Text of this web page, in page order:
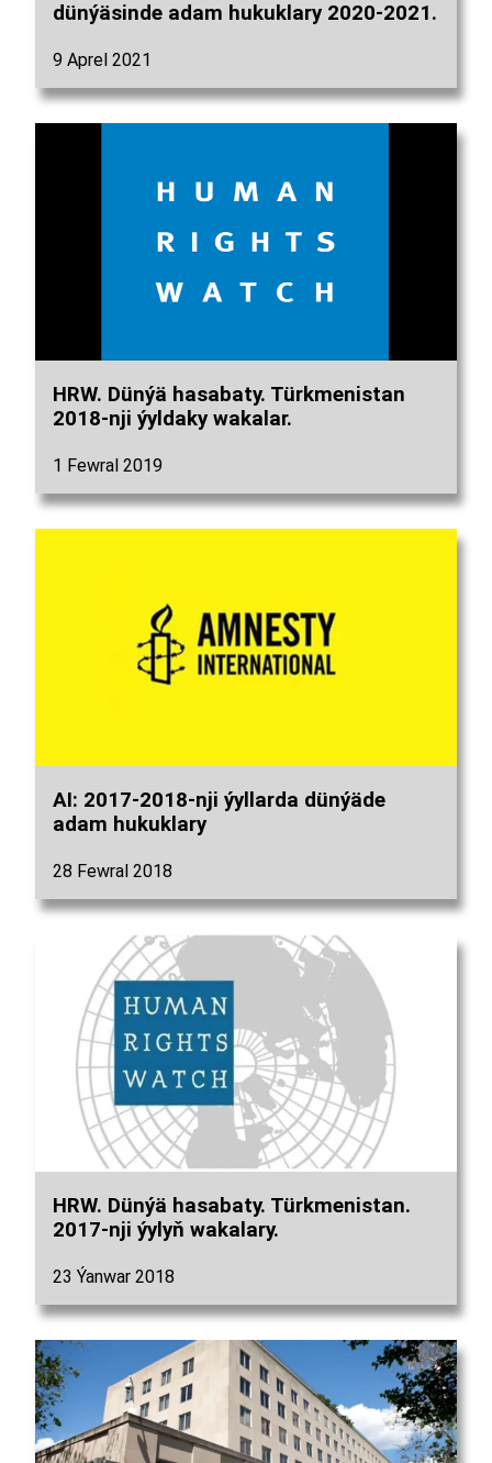
dünýäsinde adam hukuklary 2020-2021.
9 Aprel 2021
HRW. Dünýä hasabaty. Türkmenistan
2018-nji ýyldaky wakalar.
1 Fewral 2019
AI: 2017-2018-nji ýyllarda dünýäde
adam hukuklary
28 Fewral 2018
HRW. Dünýä hasabaty. Türkmenistan.
2017-nji ýylyň wakalary.
23 Ýanwar 2018